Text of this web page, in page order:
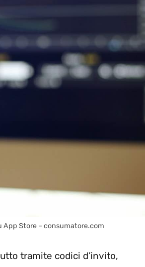
App Store – consumatore.com
tramite codici d’invito,